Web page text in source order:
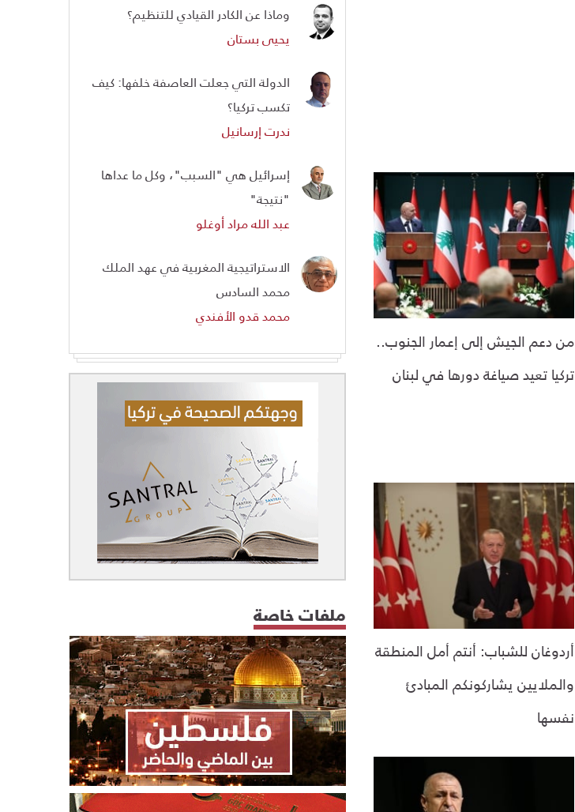
من دعم الجيش إلى إعمار الجنوب..
تركيا تعيد صياغة دورها في لبنان
أردوغان للشباب: أنتم أمل المنطقة
والملايين يشاركونكم المبادئ
نفسها
وماذا عن الكادر القيادي للتنظيم؟
يحيى بستان
الدولة التي جعلت العاصفة خلفها: كيف
تكسب تركيا؟
ندرت إرسانيل
إسرائيل هي "السبب"، وكل ما عداها
"نتيجة"
عبد الله مراد أوغلو
الاستراتيجية المغربية في عهد الملك
محمد السادس
محمد قدو الأفندي
ملفات خاصة